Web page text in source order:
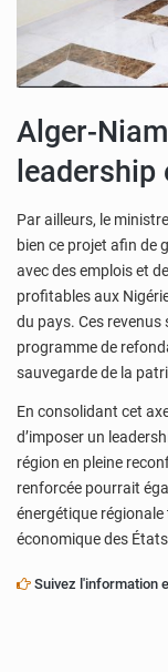
Alger-
Par ailleurs, le
bien ce projet afin de
avec des emplois et
profitables aux
du pays. Ces revenus
programme de
sauvegarde de la
En consolidant cet
d’imposer un
région en pleine
renforcée pourrait
énergétique
économique des
Suivez l'information